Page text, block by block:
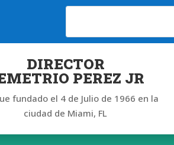
DIRECTOR
PEREZ JR
fundado el 4 de Julio de 1966 en la
ciudad de Miami, FL